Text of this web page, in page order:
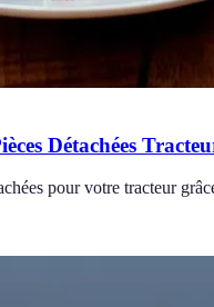
Détachées
pour votre tracteur